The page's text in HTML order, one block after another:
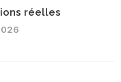
réelles